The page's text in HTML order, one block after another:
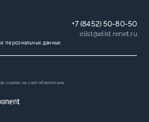
персональных данных.
+7 (8452) 50-80-50
elist@elist.renet.ru
ссылка на сайт обязательна.